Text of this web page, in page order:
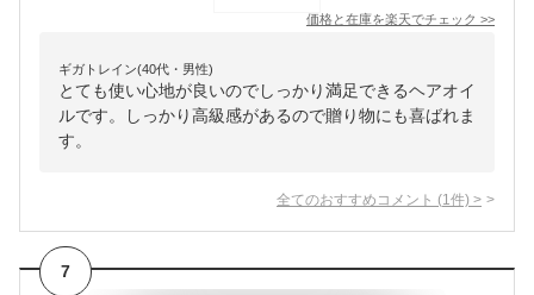
価格と在庫を楽天でチェック >>
ギガトレイン(40代・男性)
とても使い心地が良いのでしっかり満足できるヘアオイ
ルです。しっかり高級感があるので贈り物にも喜ばれま
す。
全てのおすすめコメント (1 件) >
7